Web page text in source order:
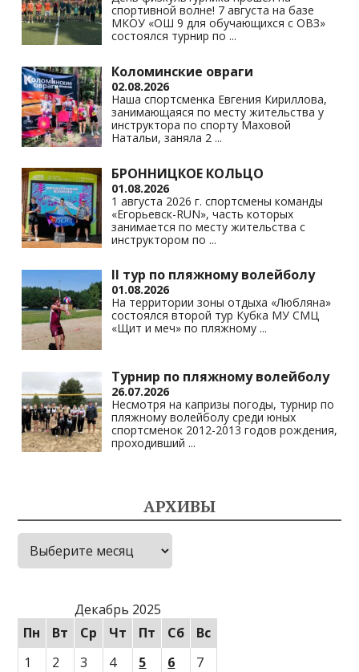
ki
спортивной волне! 7 августа на базе
МКОУ «ОШ 9 для обучающихся с ОВЗ»
состоялся турнир по ...
Коломинские овраги
02.08.2026
Наша спортсменка Евгения Кириллова,
занимающаяся по месту жительства у
инструктора по спорту Маховой
Натальи, заняла 2 ...
БРОННИЦКОЕ КОЛЬЦО
01.08.2026
1 августа 2026 г. спортсмены команды
«Егорьевск-RUN», часть которых
занимается по месту жительства с
инструктором по ...
II тур по пляжному волейболу
01.08.2026
На территории зоны отдыха «Любляна»
состоялся второй тур Кубка МУ СМЦ
«Щит и меч» по пляжному ...
Турнир по пляжному волейболу
26.07.2026
Несмотря на капризы погоды, турнир по
пляжному волейболу среди юных
спортсменок 2012-2013 годов рождения,
проходивший ...
АРХИВЫ
Архивы
Декабрь 2025
Пн
Вт Ср Чт Пт Сб
Вс
1
2 3 4 5 6
7